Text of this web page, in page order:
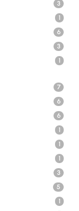
3
1
6
3
1
7
6
6
1
1
1
3
5
1